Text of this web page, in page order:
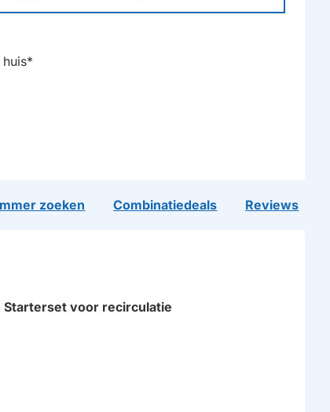
huis*
zoeken Combinatiedeals Reviews
Starterset voor recirculatie